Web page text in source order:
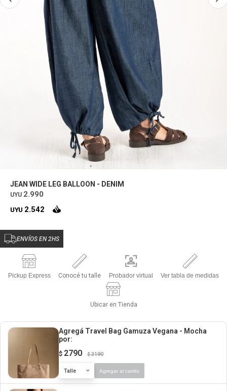
JEAN WIDE LEG BALLOON - DENIM
UYU 2.990
UYU 2.542
ENVÍOS EN 2HS
Pickup Express Conocé tu talle Probador virtual Ver tabla de medidas
Ubicar en Tienda
Agregá Travel Bag Gamuza Vegana - Mocha
por:
$ 2790 $ 3190
Talle Agregar al carrito